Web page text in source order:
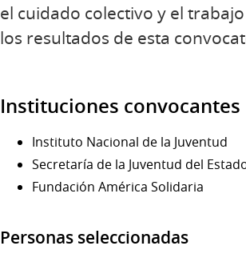
el cuidado colectivo y el
los resultados de esta
Instituciones convocantes
Instituto Nacional de la Juventud
Secretaría de la Juventud del
Fundación América Solidaria
Personas seleccionadas